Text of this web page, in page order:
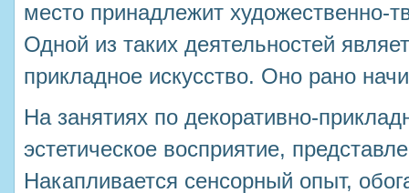
место принадлежит художественно-
Одной из таких деятельностей
прикладное искусство. Оно рано
На занятиях по декоративно-
эстетическое восприятие,
Накапливается сенсорный опыт,